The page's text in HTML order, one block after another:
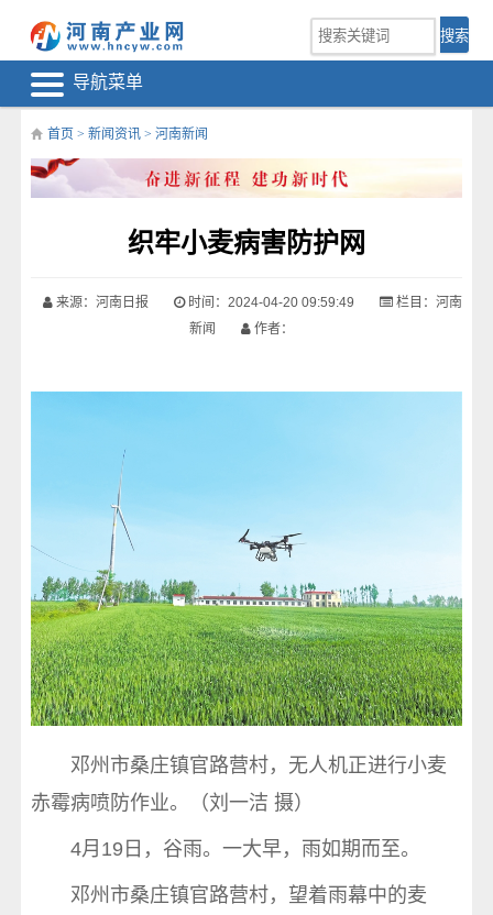
导航菜单
首页 > 新闻资讯 > 河南新闻
织牢小麦病害防护网
来源：河南日报 时间：2024-04-20 09:59:49 栏目： 河南
新闻
作者：
邓州市桑庄镇官路营村，无人机正进行小麦
赤霉病喷防作业。（刘一洁 摄）
4月19日，谷雨。一大早，雨如期而至。
邓州市桑庄镇官路营村，望着雨幕中的麦